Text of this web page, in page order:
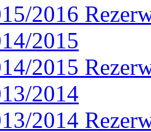
2016
2015
2015
2014
2014